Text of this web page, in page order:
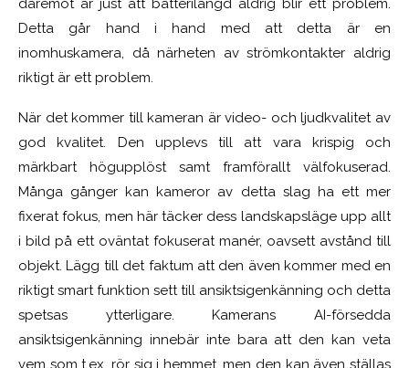
däremot är just att batterilängd aldrig blir ett problem.
Detta går hand i hand med att detta är en
inomhuskamera, då närheten av strömkontakter aldrig
riktigt är ett problem.
När det kommer till kameran är video- och ljudkvalitet av
god kvalitet. Den upplevs till att vara krispig och
märkbart högupplöst samt framförallt välfokuserad.
Många gånger kan kameror av detta slag ha ett mer
fixerat fokus, men här täcker dess landskapsläge upp allt
i bild på ett oväntat fokuserat manér, oavsett avstånd till
objekt. Lägg till det faktum att den även kommer med en
riktigt smart funktion sett till ansiktsigenkänning och detta
spetsas ytterligare. Kamerans AI-försedda
ansiktsigenkänning innebär inte bara att den kan veta
vem som t.ex. rör sig i hemmet, men den kan även ställas